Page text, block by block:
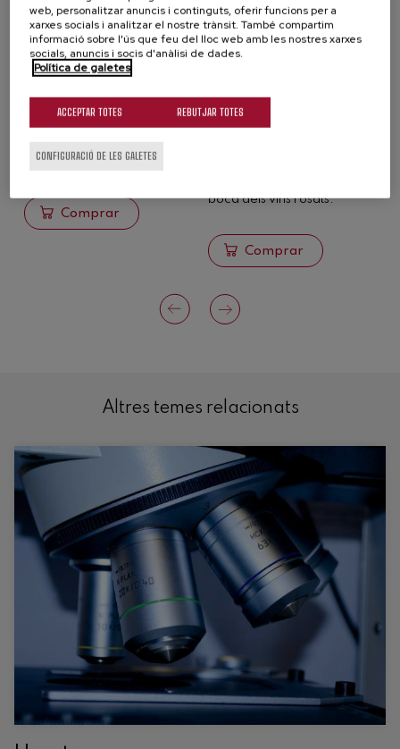
Oenofisher The original
notes suaus i dolces (fruita,
pastisseria)
Comprar
boca dels vins rosats.
Comprar
Altres temes relacionats
web, personalitzar anuncis i continguts, oferir funcions per a
xarxes socials i analitzar el nostre trànsit. També compartim
informació sobre l'ús que feu del lloc web amb les nostres xarxes
socials, anuncis i socis d'anàlisi de dades.
Política de galetes
REBUTJAR TOTES
ACCEPTAR TOTES
CONFIGURACIÓ DE LES GALETES